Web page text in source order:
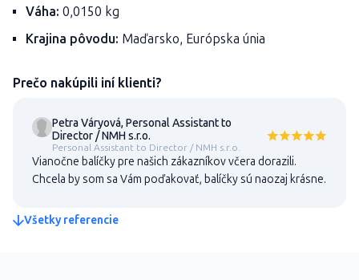
Váha: 0,0150 kg
Krajina pôvodu: Maďarsko, Európska únia
Prečo nakúpili iní klienti?
Petra Váryová, Personal Assistant to
Director / NMH s.r.o.
Personal Assistant to Director / NMH s.r.o.
Vianočne balíčky pre našich zákazníkov včera dorazili.
Chcela by som sa Vám poďakovať, balíčky sú naozaj krásne.
Všetky referencie